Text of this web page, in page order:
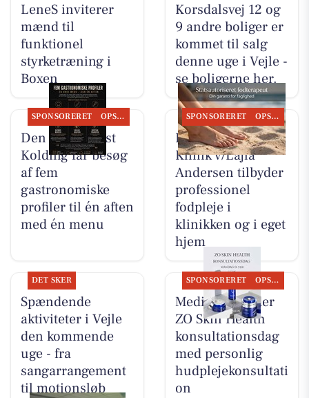
LeneS inviterer
mænd til
funktionel
styrketræning i
Boxen
Korsdalsvej 12 og
9 andre boliger er
kommet til salg
denne uge i Vejle -
se boligerne her.
SPONSORERET OPSLAGSTAVLEN
Den Hvide Hest
Kolding får besøg
af fem
gastronomiske
profiler til én aften
med én menu
SPONSORERET OPSLAGSTAVLEN
Fodterapeutisk
Klinik v/Lajla
Andersen tilbyder
professionel
fodpleje i
klinikken og i eget
hjem
DET SKER
Spændende
aktiviteter i Vejle
den kommende
uge - fra
sangarrangement
til motionsløb
SPONSORERET OPSLAGSTAVLEN
MediSkin holder
ZO Skin Health
konsultationsdag
med personlig
hudplejekonsultati
on